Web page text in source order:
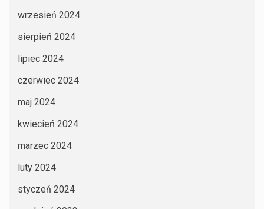
wrzesień 2024
sierpień 2024
lipiec 2024
czerwiec 2024
maj 2024
kwiecień 2024
marzec 2024
luty 2024
styczeń 2024